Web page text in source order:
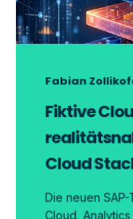
Fabian
Fiktive
Cloud
Die neuen
Cloud,